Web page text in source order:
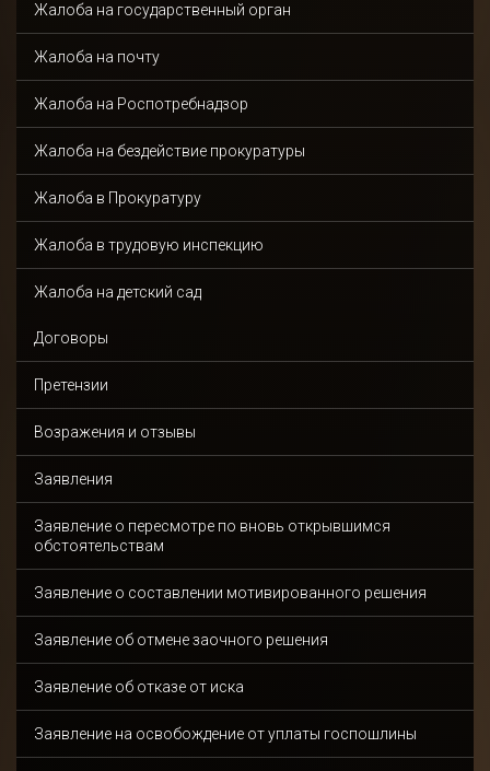
Жалоба на государственный орган
Жалоба на почту
Жалоба на Роспотребнадзор
Жалоба на бездействие прокуратуры
Жалоба в Прокуратуру
Жалоба в трудовую инспекцию
Жалоба на детский сад
Договоры
Претензии
Возражения и отзывы
Заявления
Заявление о пересмотре по вновь открывшимся
обстоятельствам
Заявление о составлении мотивированного решения
Заявление об отмене заочного решения
Заявление об отказе от иска
Заявление на освобождение от уплаты госпошлины